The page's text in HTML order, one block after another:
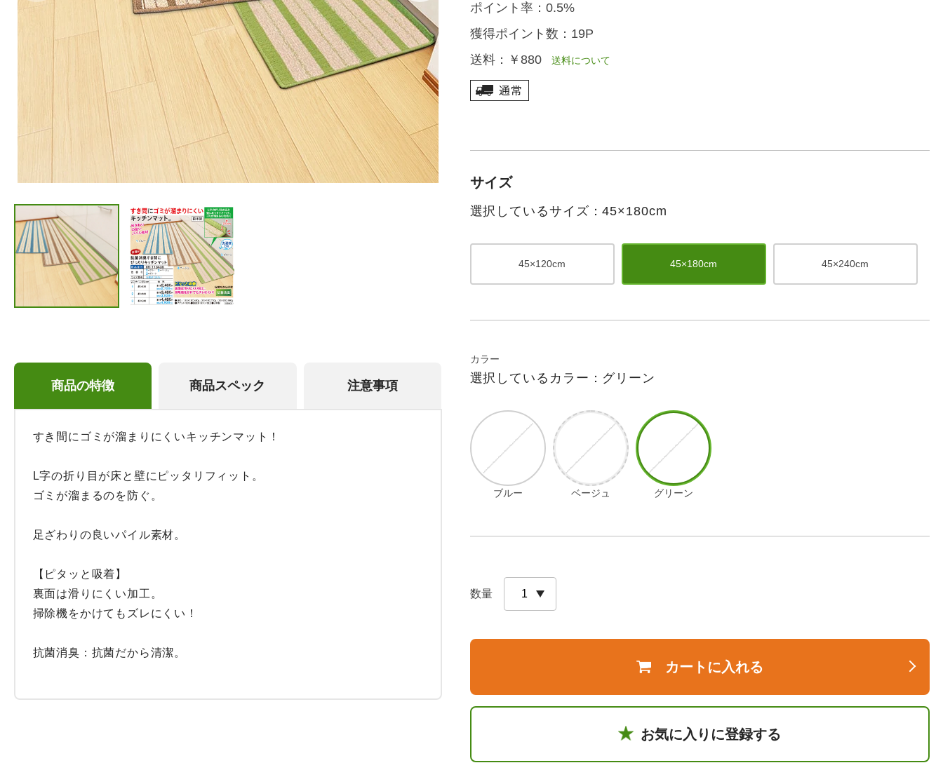
商品の特徴 商品スペック 注意事項
すき間にゴミが溜まりにくいキッチンマット！
L字の折り目が床と壁にピッタリフィット。
ゴミが溜まるのを防ぐ。
足ざわりの良いパイル素材。
【ピタッと吸着】
裏面は滑りにくい加工。
掃除機をかけてもズレにくい！
抗菌消臭：抗菌だから清潔。
ポイント率： 0.5%
獲得ポイント数： 19P
送料： ￥880送料について
サイズ
選択しているサイズ：45×180cm
45×120cm 45×180cm 45×240cm
カラー
選択しているカラー：グリーン
ブルー ベージュ グリーン
数量
カートに入れる
お気に入りに登録する